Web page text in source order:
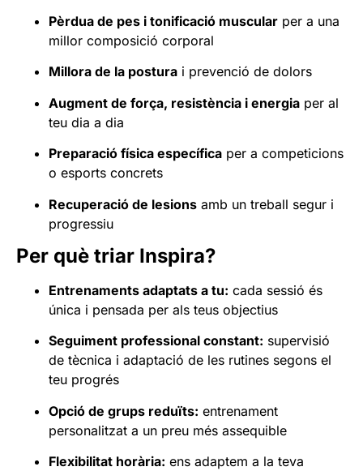
Pèrdua de pes i tonificació muscular per a una
millor composició corporal
Millora de la postura i prevenció de dolors
Augment de força, resistència i energia per al
teu dia a dia
Preparació física específica per a competicions
o esports concrets
Recuperació de lesions amb un treball segur i
progressiu
Per què triar Inspira?
Entrenaments adaptats a tu: cada sessió és
única i pensada per als teus objectius
Seguiment professional constant: supervisió
de tècnica i adaptació de les rutines segons el
teu progrés
Opció de grups reduïts: entrenament
personalitzat a un preu més assequible
Flexibilitat horària: ens adaptem a la teva